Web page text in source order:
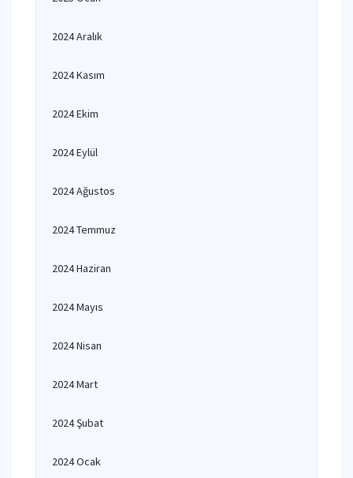
2024 Aralık
2024 Kasım
2024 Ekim
2024 Eylül
2024 Ağustos
2024 Temmuz
2024 Haziran
2024 Mayıs
2024 Nisan
2024 Mart
2024 Şubat
2024 Ocak